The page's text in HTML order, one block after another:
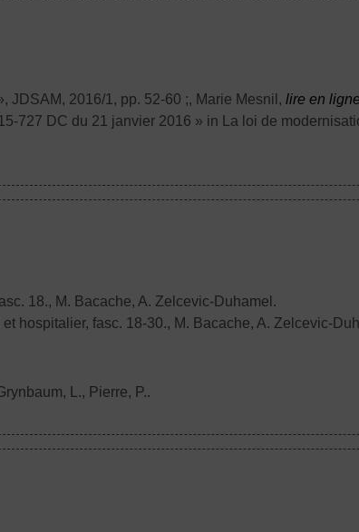
JDSAM, 2016/1, pp. 52-60 ;, Marie Mesnil,lire en ligne
727 DC du 21 janvier 2016 » in La loi de
18., M. Bacache, A. Zelcevic-Duhamel.
hospitalier, fasc. 18-30., M. Bacache, A. Zelcevic-
L., Pierre, P..